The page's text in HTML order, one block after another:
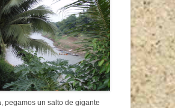
pegamos un salto de gigante